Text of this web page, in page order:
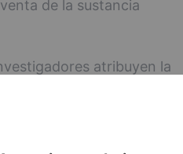
de la sustancia
atribuyen la
de coordinar las ventas
de responsabilizarse de
con tres